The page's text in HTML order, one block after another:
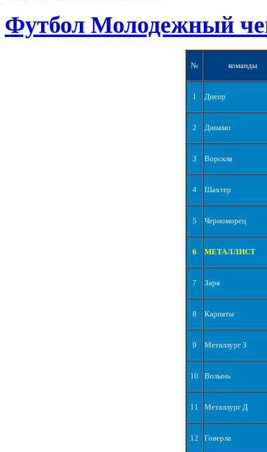
Футбол Молодежный
№ команды
1 Днепр
2 Динамо
3 Ворскла
4 Шахтер
5 Черноморец
6 МЕТАЛЛИСТ
7 Заря
8 Карпаты
9 Металлург З
10 Волынь
11 Металлург Д
12 Говерла